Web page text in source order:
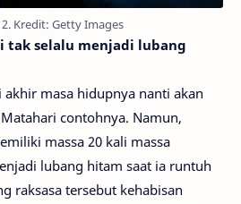
Kredit: Getty Images
tak selalu menjadi lubang
masa hidupnya nanti akan
contohnya. Namun,
massa 20 kali massa
lubang hitam saat ia runtuh
raksasa tersebut kehabisan